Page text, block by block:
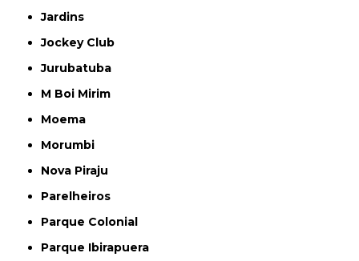
Jardins
Jockey Club
Jurubatuba
M Boi Mirim
Moema
Morumbi
Nova Piraju
Parelheiros
Parque Colonial
Parque Ibirapuera